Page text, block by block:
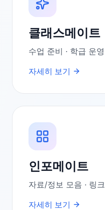
클래스메이트
수업 준비 · 학급 운영
자세히 보기
인포메이트
자료/정보 모음 · 링크
자세히 보기